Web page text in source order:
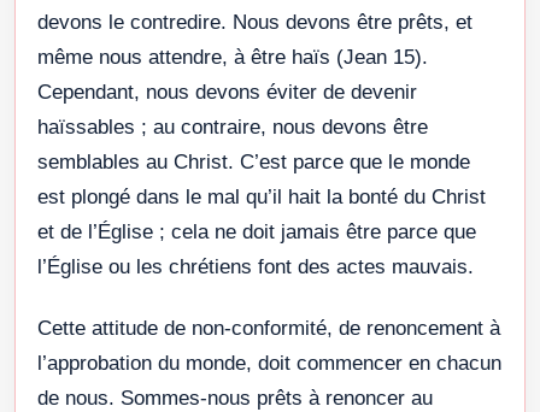
devons le contredire. Nous devons être prêts, et
même nous attendre, à être haïs (Jean 15).
Cependant, nous devons éviter de devenir
haïssables ; au contraire, nous devons être
semblables au Christ. C’est parce que le monde
est plongé dans le mal qu’il hait la bonté du Christ
et de l’Église ; cela ne doit jamais être parce que
l’Église ou les chrétiens font des actes mauvais.
Cette attitude de non-conformité, de renoncement à
l’approbation du monde, doit commencer en chacun
de nous. Sommes-nous prêts à renoncer au